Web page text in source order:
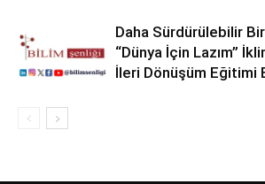
Daha Sürdürülebilir
“Dünya İçin Lazım”
İleri Dönüşüm Eğitimi